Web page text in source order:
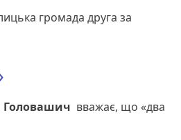
громада друга за
вважає, що «два